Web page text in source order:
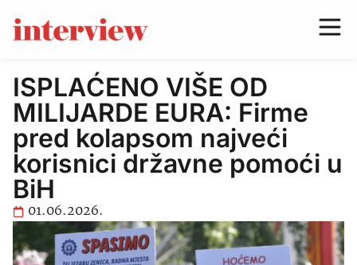
ISPLAĆENO VIŠE OD
MILIJARDE EURA: Firme
pred kolapsom najveći
korisnici državne pomoći u
BiH
01.06.2026.